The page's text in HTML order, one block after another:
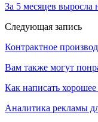
За 5 месяцев выросла
Следующая запись
Контрактное
Вам также могут
Как написать
Аналитика рекламы